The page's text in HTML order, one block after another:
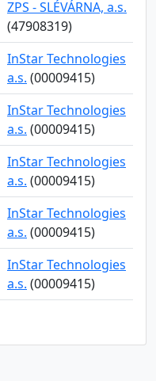
ZPS - SLÉVÁRNA, a.s.
(47908319)
InStar Technologies
a.s. (00009415)
InStar Technologies
a.s. (00009415)
InStar Technologies
a.s. (00009415)
InStar Technologies
a.s. (00009415)
InStar Technologies
a.s. (00009415)